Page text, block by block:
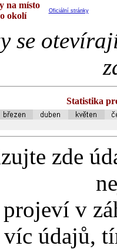
na místo
okolí
Oficiální stránky
se
Statistika
zde
v
údajů,